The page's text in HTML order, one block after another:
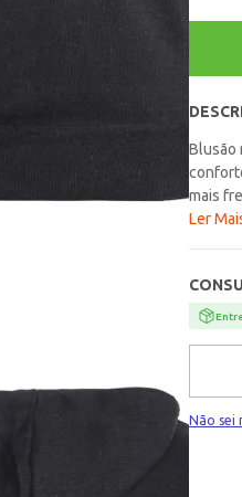
Blusão
mais
com
fácil de
visual
estilo
Ler
Não sei